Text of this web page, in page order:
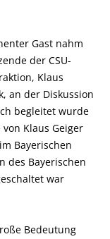
Gast nahm
der CSU-
Klaus
an der Diskussion
begleitet wurde
Klaus Geiger
Bayerischen
des Bayerischen
war
Bedeutung